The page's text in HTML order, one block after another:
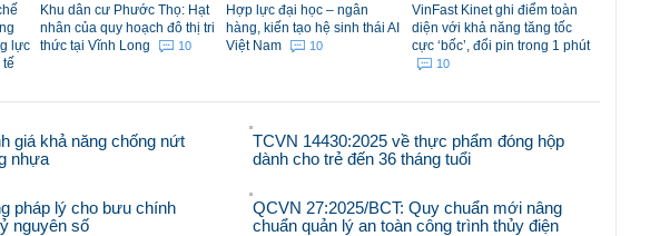
lực
Khu dân cư Phước Thọ: Hạt
nhân của quy hoạch đô thị tri
thức tại Vĩnh Long
10
Hợp lực đại học – ngân
hàng, kiến tạo hệ sinh thái AI
Việt Nam
10
VinFast Kinet ghi điểm toàn
diện với khả năng tăng tốc
cực ‘bốc’, đổi pin trong 1 phút
10
giá khả năng chống nứt
nhựa
pháp lý cho bưu chính
nguyên số
TCVN 14430:2025 về thực phẩm đóng hộp
dành cho trẻ đến 36 tháng tuổi
QCVN 27:2025/BCT: Quy chuẩn mới nâng
chuẩn quản lý an toàn công trình thủy điện